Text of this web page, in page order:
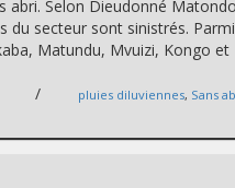
abri. Selon Dieudonné
du secteur sont sinistrés.
Matundu, Mvuizi, Kongo et
/ pluies diluviennes, Sans